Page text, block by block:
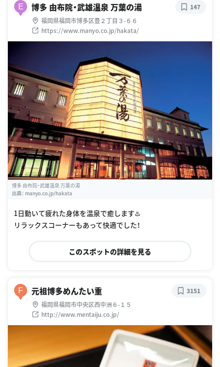
E 博多 由布院・武雄温泉 万葉の湯
福岡県福岡市博多区豊２丁目３-６６
https://www.manyo.co.jp/hakata/
147
博多 由布院・武雄温泉 万葉の湯
出典： manyo.co.jp/hakata
1日動いて疲れた身体を温泉で癒します♨️
リラックスコーナーもあって快適でした！
このスポットの詳細を見る
F 元祖博多めんたい重
福岡県福岡市中央区西中洲６-１５
http://www.mentaiju.co.jp/
3151